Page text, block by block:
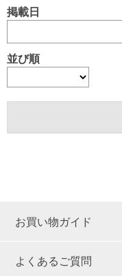
掲載日
並び順
お買い物ガイド
よくあるご質問